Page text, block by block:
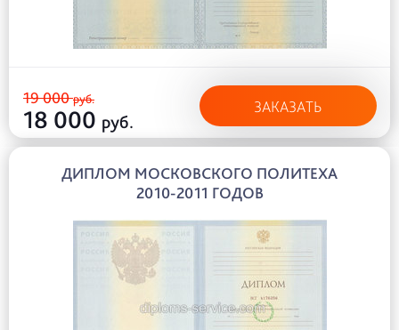
19 000руб.
18 000 руб.
ЗАКАЗАТЬ
ДИПЛОМ МОСКОВСКОГО ПОЛИТЕХА
2010-2011 ГОДОВ